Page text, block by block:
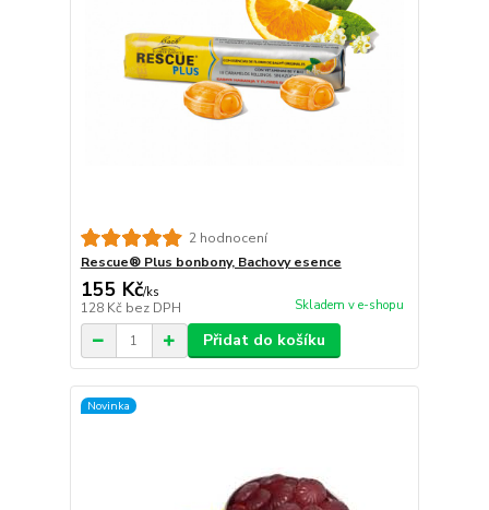
2 hodnocení
Rescue® Plus bonbony, Bachovy esence
155 Kč/ks
128 Kč bez DPH Skladem v e-shopu
Přidat do košíku
Novinka